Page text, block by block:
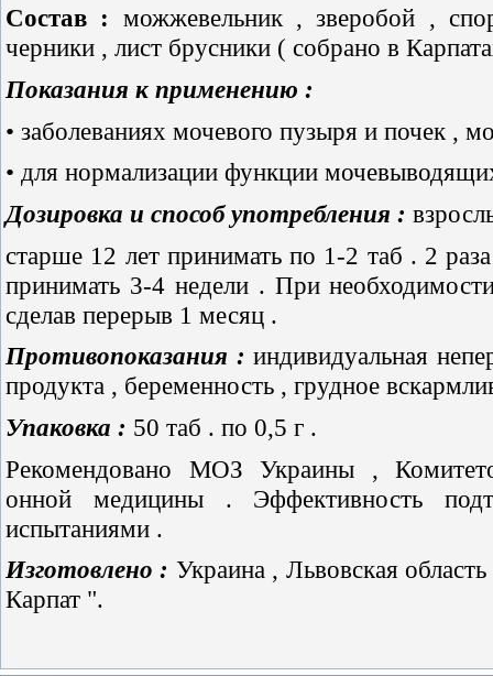
Состав : можжевельник , зверобой ,
черники , лист брусники ( собрано в
Показания к применению :
• заболеваниях мочевого пузыря и почек ,
• для нормализации функции
Дозировка и способупотребления :
старше 12 лет принимать по 1-2 таб . 2
принимать 3-4 недели . При
сделав перерыв 1 месяц .
Противопоказания : индивидуальная
продукта , беременность , грудное
Упаковка : 50 таб . по 0,5 г .
Рекомендовано МОЗ Украины ,
онной медицины . Эффективность
испытаниями .
Изготовлено : Украина , Львовская
Карпат ".